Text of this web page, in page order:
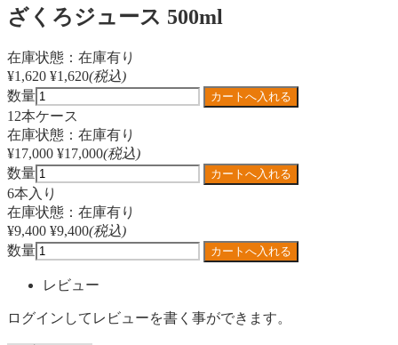
ざくろジュース 500ml
在庫状態：在庫有り
¥1,620 ¥1,620(税込)
数量
12本ケース
在庫状態：在庫有り
¥17,000 ¥17,000(税込)
数量
6本入り
在庫状態：在庫有り
¥9,400 ¥9,400(税込)
数量
レビュー
ログインしてレビューを書く事ができます。